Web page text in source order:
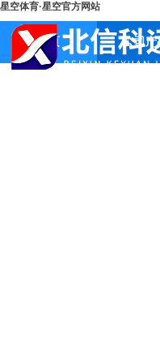
星空体育·星空官方网站
首页 公司产